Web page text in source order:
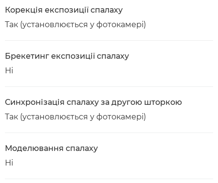
Корекція експозиції спалаху
Так (установлюється у фотокамері)
Брекетинг експозиції спалаху
Ні
Синхронізація спалаху за другою шторкою
Так (установлюється у фотокамері)
Моделювання спалаху
Ні